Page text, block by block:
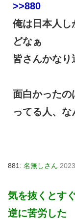
>>880
俺は日本人し
どなぁ
皆さんかなり
面白かったの
ってる人、
881: 名無しさん
気を抜くとす
逆に苦労した